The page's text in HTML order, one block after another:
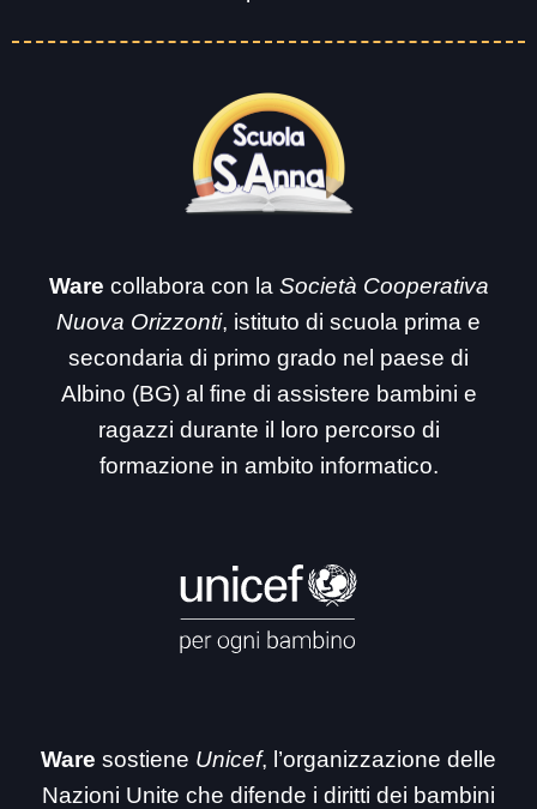
Ware collabora con la Società Cooperativa
Nuova Orizzonti, istituto di scuola prima e
secondaria di primo grado nel paese di
Albino (BG) al fine di assistere bambini e
ragazzi durante il loro percorso di
formazione in ambito informatico.
Ware sostiene Unicef, l’organizzazione delle
Nazioni Unite che difende i diritti dei bambini